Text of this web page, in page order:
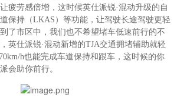
疲劳感倍增，这时候英仕派锐·混动升级的自
保持（LKAS ）等功能，让驾驶长途驾驶更轻
了市区中，我们也不希望堵车低速前行的不
英仕派锐·混动新增的TJA交通拥堵辅助就轻
h也能完成车道保持和跟车，这时候的你
会助你前行。